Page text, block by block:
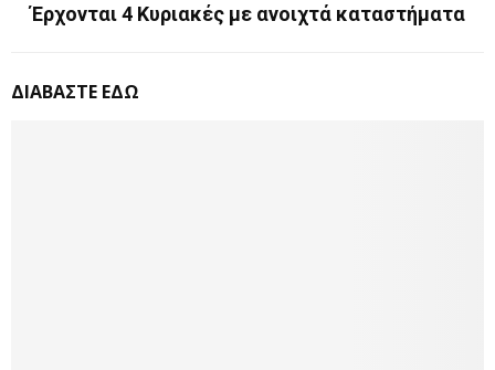
Έρχονται 4 Κυριακές με ανοιχτά καταστήματα
ΔΙΑΒΑΣΤΕ ΕΔΩ